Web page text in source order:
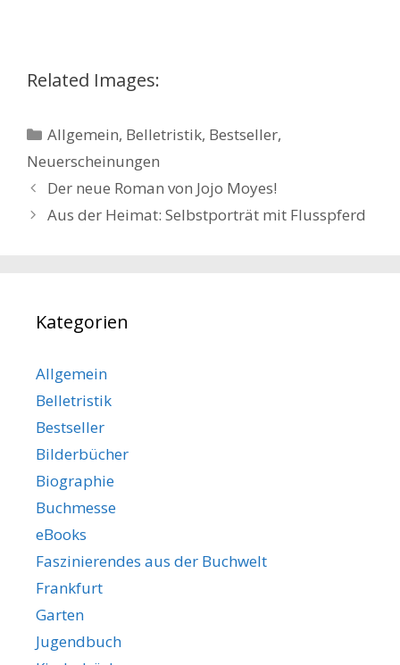
Related Images:
Kategorien
Allgemein, Belletristik, Bestseller,
Neuerscheinungen
Beitrags-
Navigation
Der neue Roman von Jojo Moyes!
Aus der Heimat: Selbstporträt mit Flusspferd
Kategorien
Allgemein
Belletristik
Bestseller
Bilderbücher
Biographie
Buchmesse
eBooks
Faszinierendes aus der Buchwelt
Frankfurt
Garten
Jugendbuch